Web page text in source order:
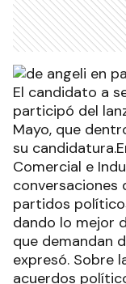
El candidato a
participó del
Mayo, que
su
Comercial e
conversaciones
partidos
dando lo mejor
que demandan
expresó. Sobre
acuerdos